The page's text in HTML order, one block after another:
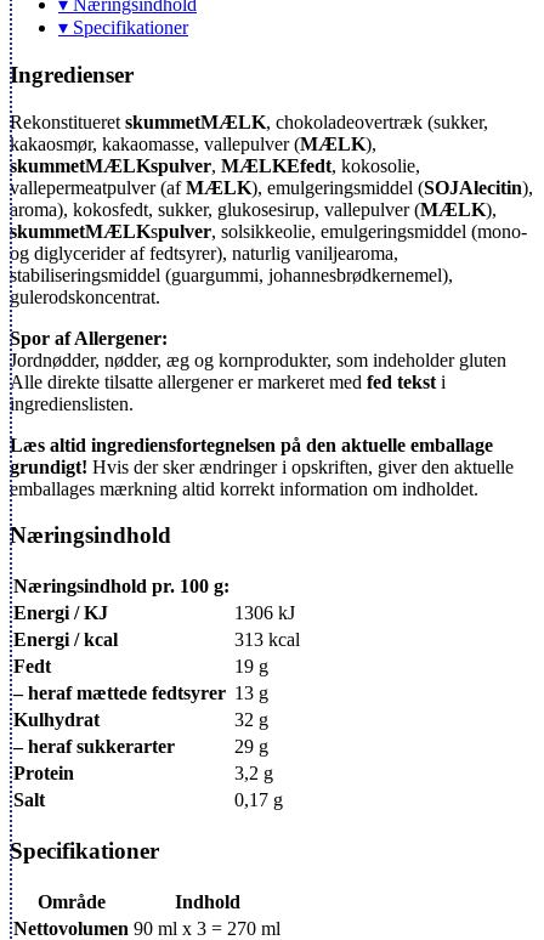
▾ Næringsindhold
▾ Specifikationer
Ingredienser
Rekonstitueret skummetMÆLK, chokoladeovertræk (sukker,
kakaosmør, kakaomasse, vallepulver (MÆLK),
skummetMÆLKspulver, MÆLKEfedt, kokosolie,
vallepermeatpulver (afMÆLK), emulgeringsmiddel (SOJAlecitin),
aroma), kokosfedt, sukker, glukosesirup, vallepulver (MÆLK),
skummetMÆLKspulver, solsikkeolie, emulgeringsmiddel (mono-
og diglycerider af fedtsyrer), naturlig vaniljearoma,
stabiliseringsmiddel (guargummi, johannesbrødkernemel),
gulerodskoncentrat.
Spor af Allergener:
Jordnødder, nødder, æg og kornprodukter, som indeholder gluten
Alle direkte tilsatte allergener er markeret med fed tekst i
ingredienslisten.
Læs altid ingrediensfortegnelsen på den aktuelle emballage
grundigt! Hvis der sker ændringer i opskriften, giver den aktuelle
emballages mærkning altid korrekt information om indholdet.
Næringsindhold
Næringsindhold pr. 100 g:
Energi / KJ
1306 kJ
Energi / kcal
313 kcal
Fedt
19 g
– heraf mættede fedtsyrer 13 g
Kulhydrat
32 g
– heraf sukkerarter
29 g
Protein
3,2 g
Salt
0,17 g
Specifikationer
Område
Indhold
Nettovolumen 90 ml x 3 = 270 ml